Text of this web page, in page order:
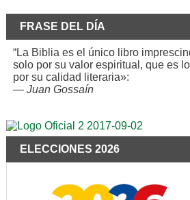
FRASE DEL DÍA
“La Biblia es el único libro
solo por su valor espiritual, que es
por su calidad literaria»:
— Juan Gossaín
ELECCIONES 2026